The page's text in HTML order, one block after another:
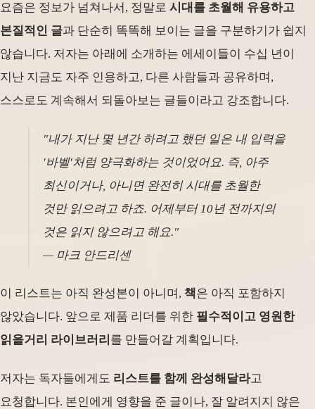
요즘은 정보가 넘쳐나서, 정말로 시대를 초월해 유용하고
본질적인 글과 단순히 똑똑해 보이는 글을 구분하기가 쉽지
않습니다. 저자는 아래에 소개하는 에세이들이 수십 년이
지난 지금도 자주 인용하고, 다른 사람들과 공유하며,
스스로도 계속해서 되돌아보는 글들이라고 강조합니다.
"내가 지난 몇 년간 하려고 했던 일은 내 입력을
'바벨'처럼 양극화하는 것이었어요. 즉, 아주
최신이거나, 아니면 완전히 시대를 초월한
것만 읽으려고 하죠. 어제부터 10년 전까지의
것은 읽지 않으려고 해요."
— 마크 안드리센
이 리스트는 아직 완성본이 아니며, 책은 아직 포함하지
않았습니다. 앞으로 제품 리더를 위한 필수적이고 영원한
읽을거리 라이브러리 를 만들어갈 계획입니다.
저자는 독자들에게도 리스트를 함께 완성해달라고
요청합니다. 본인에게 영향을 준 글이나, 잘 알려지지 않은